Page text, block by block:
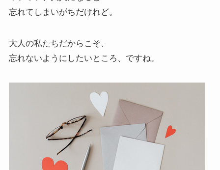
忘れてしまいがちだけれど。
大人の私たちだからこそ、
忘れないようにしたいところ、ですね。